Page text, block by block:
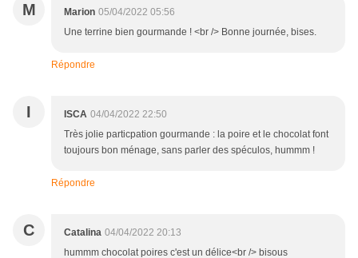
M Marion 05/04/2022 05:56
Une terrine bien gourmande ! <br /> Bonne journée, bises.
Répondre
I ISCA 04/04/2022 22:50
Très jolie particpation gourmande : la poire et le chocolat font
toujours bon ménage, sans parler des spéculos, hummm !
Répondre
C Catalina 04/04/2022 20:13
hummm chocolat poires c'est un délice<br /> bisous